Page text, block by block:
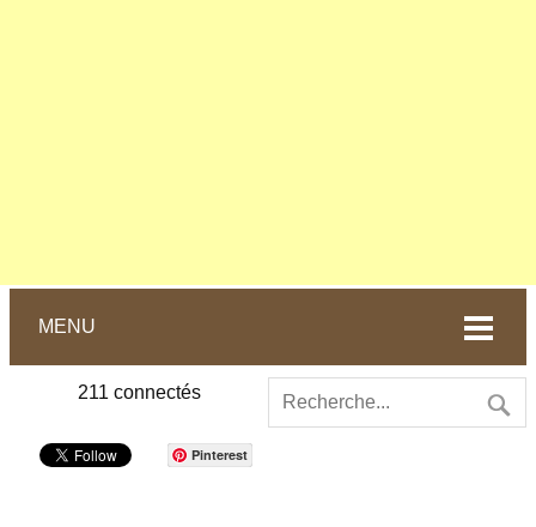
MENU
211 connectés
Pinterest